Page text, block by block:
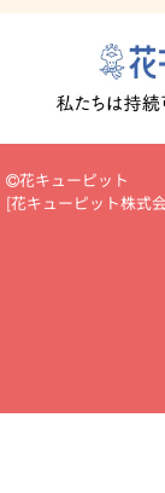
花キュ
彩心理学」で選ぶ方
転職祝いのマ
バイス
スタンド
場上司や先輩へ贈
ド（早見表あり）
プロ直伝10のテ
花キューピット
[花キューピット株式